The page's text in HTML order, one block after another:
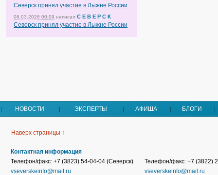
Северск принял участие в Лыжне России
06.03.2026 00:09 написал С Е В Е Р С К
Северск принял участие в Лыжне России
НОВОСТИ ЭКСПЕРТЫ АФИША БЛОГИ
Наверх страницы ↑
Контактная информация
Телефон/факс: +7 (3823) 54-04-04 (Северск)
vseverskeinfo@mail.ru
Телефон/факс: +7 (3822)
vseverskeinfo@mail.ru